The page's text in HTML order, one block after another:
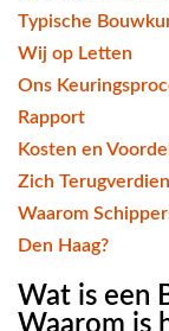
Typische
Wij op Letten
Ons
Rapport
Kosten en
Zich
Waarom
Den Haag?
Wat is een
Waarom is